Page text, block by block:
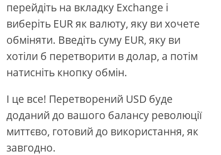
перейдіть на вкладку Exchange і
виберіть EUR як валюту, яку ви хочете
обміняти. Введіть суму EUR, яку ви
хотіли б перетворити в долар, а потім
натисніть кнопку обмін.
І це все! Перетворений USD буде
доданий до вашого балансу революції
миттєво, готовий до використання, як
завгодно.